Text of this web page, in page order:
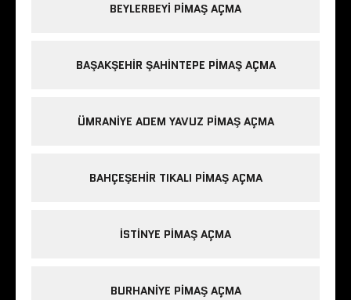
BEYLERBEYI PIMAŞ AÇMA
BAŞAKŞEHIR ŞAHINTEPE PIMAŞ AÇMA
ÜMRANIYE ADEM YAVUZ PIMAŞ AÇMA
BAHÇEŞEHIR TIKALI PIMAŞ AÇMA
ISTINYE PIMAŞ AÇMA
BURHANIYE PIMAŞ AÇMA